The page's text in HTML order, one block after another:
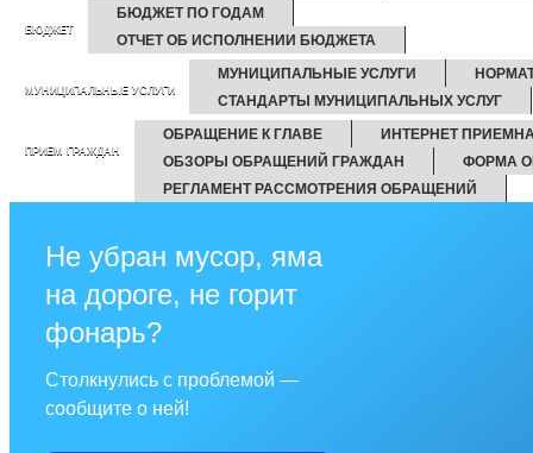
БЮДЖЕТ
БЮДЖЕТ ПО ГОДАМ
ОТЧЕТ ОБ ИСПОЛНЕНИИ БЮДЖЕТА
МУНИЦИПАЛЬНЫЕ УСЛУГИ
МУНИЦИПАЛЬНЫЕ УСЛУГИ
СТАНДАРТЫ МУНИЦИПАЛЬНЫХ УСЛУГ
ПРИЕМ ГРАЖДАН
ОБРАЩЕНИЕ К ГЛАВЕ
ИНТЕРНЕТ
ОБЗОРЫ ОБРАЩЕНИЙ ГРАЖДАН
ФОРМА
РЕГЛАМЕНТ РАССМОТРЕНИЯ ОБРАЩЕНИЙ
Не убран мусор, яма
на дороге, не горит
фонарь?
Столкнулись с проблемой —
сообщите о ней!